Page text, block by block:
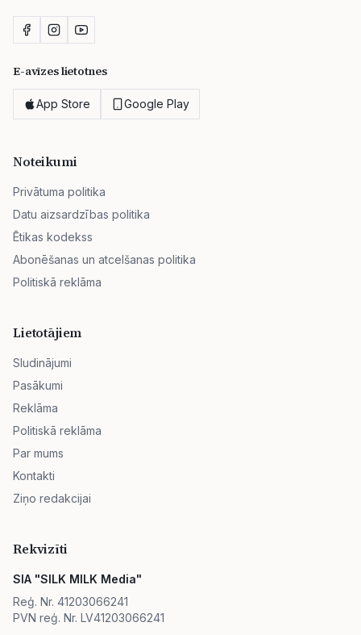
E-avīzes lietotnes
App Store Google Play
Noteikumi
Privātuma politika
Datu aizsardzības politika
Ētikas kodekss
Abonēšanas un atcelšanas politika
Politiskā reklāma
Lietotājiem
Sludinājumi
Pasākumi
Reklāma
Politiskā reklāma
Par mums
Kontakti
Ziņo redakcijai
Rekvizīti
SIA "SILK MILK Media"
Reģ. Nr. 41203066241
PVN reģ. Nr. LV41203066241